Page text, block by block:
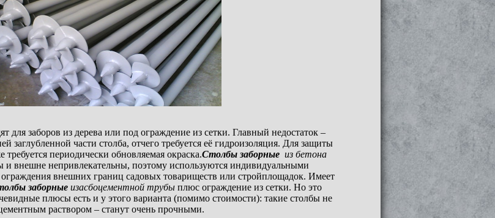
для заборов из дерева или под ограждение из сетки. Главный недостаток –
заглубленной части столба, отчего требуется её гидроизоляция. Для защиты
периодически обновляемая окраска.Столбы заборные из бетона
и внешне непривлекательны, поэтому используются индивидуальными
внешних границ садовых товариществ или стройплощадок. Имеет
заборные изасбоцементной трубы плюс ограждение из сетки. Но это
плюсы есть и у этого варианта (помимо стоимости): такие столбы не
раствором – станут очень прочными.